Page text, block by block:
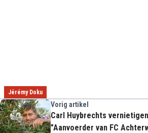
Jérémy Doku
Vorig artikel
Carl Huybrechts
"Aanvoerder van FC